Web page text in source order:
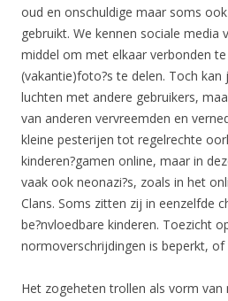
oud en onschuldige maar soms
gebruikt. We kennen sociale media
middel om met elkaar verbonden
(vakantie)foto?s te delen. Toch
luchten met andere gebruikers,
van anderen vervreemden en
kleine pesterijen tot regelrechte
kinderen?gamen online, maar in
vaak ook neonazi?s, zoals in het
Clans. Soms zitten zij in eenzelfde
be?nvloedbare kinderen. Toezicht
normoverschrijdingen is beperkt, of
Het zogeheten trollen als vorm